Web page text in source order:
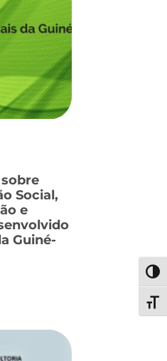
Social,
e
Guiné-